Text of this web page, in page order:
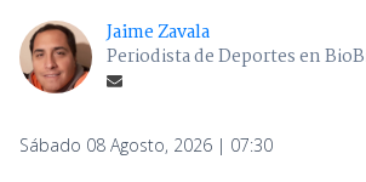
Jaime Zavala
Periodista de Deportes en
Sábado 08 Agosto, 2026 | 07:30